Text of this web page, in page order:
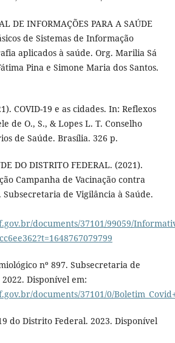
DE INFORMAÇÕES PARA A SAÚDE
de Sistemas de Informação
aplicados à saúde. Org. Marilia Sá
Pina e Simone Maria dos Santos.
COVID-19 e as cidades. In: Reflexos
de O., S., & Lopes L. T. Conselho
de Saúde. Brasília. 326 p.
DO DISTRITO FEDERAL. (2021).
Campanha de Vacinação contra
de Vigilância à Saúde.
documents/37101/99059/
nº 897. Subsecretaria de
Disponível em:
documents/37101/0/
19 do Distrito Federal. 2023. Disponível